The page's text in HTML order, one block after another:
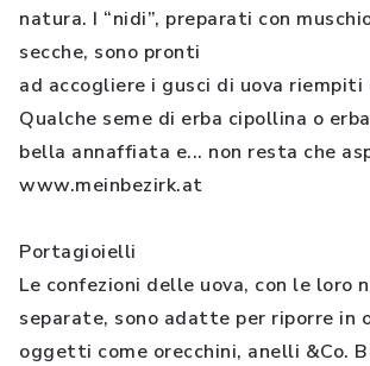
natura. I “nidi”, preparati con
secche, sono pronti
ad accogliere i gusci di uova
Qualche seme di erba cipollina o
bella annaffiata e... non resta che
www.meinbezirk.at
Portagioielli
Le confezioni delle uova, con le loro
separate, sono adatte per riporre in
oggetti come orecchini, anelli &Co.